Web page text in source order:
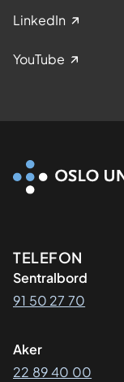
LinkedIn
YouTube
TELEFON
Sentralbord
91 50 27 70
Aker
22 89 40 00